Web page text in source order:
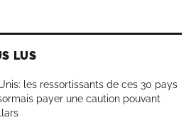
LUS
les ressortissants de ces 30 pays
payer une caution pouvant